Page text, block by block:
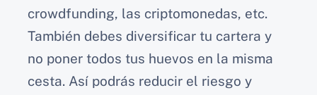
crowdfunding, las criptomonedas, etc.
También debes diversificar tu cartera y
no poner todos tus huevos en la misma
cesta. Así podrás reducir el riesgo y